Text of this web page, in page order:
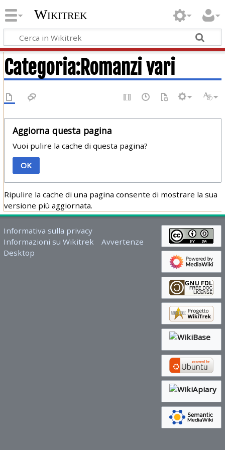
Wikitrek
Categoria:Romanzi vari
Aggiorna questa pagina
Vuoi pulire la cache di questa pagina?
OK
Ripulire la cache di una pagina consente di mostrare la sua
versione più aggiornata.
Informativa sulla privacy
Informazioni su Wikitrek
Avvertenze
Desktop